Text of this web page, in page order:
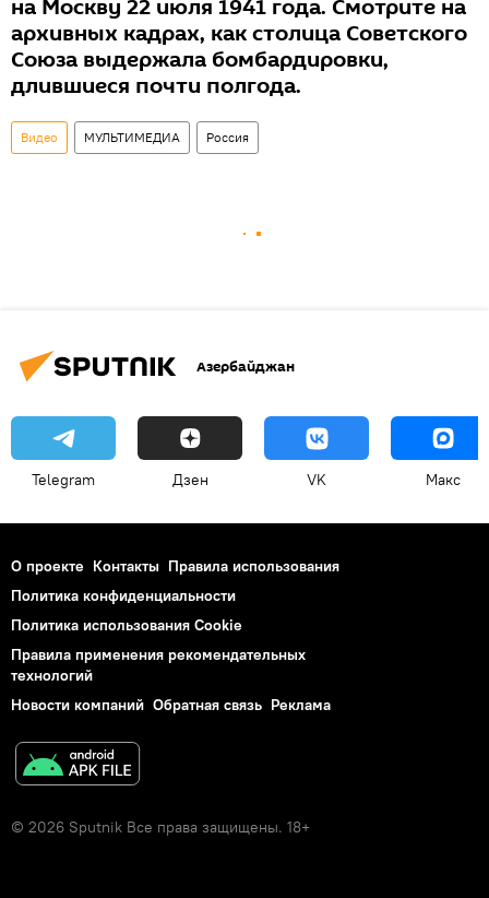
на Москву 22 июля 1941 года. Смотрите на
архивных кадрах, как столица Советского
Союза выдержала бомбардировки,
длившиеся почти полгода.
Видео МУЛЬТИМЕДИА Россия
Азербайджан
Telegram Дзен VK Макс
О проекте Контакты Правила использования
Политика конфиденциальности
Политика использования Cookie
Правила применения рекомендательных
технологий
Новости компаний Обратная связь Реклама
© 2026 Sputnik Все права защищены. 18+